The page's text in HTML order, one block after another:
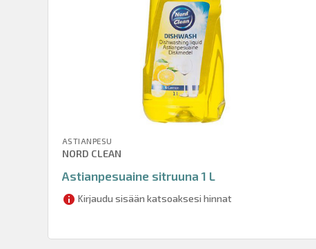
ASTIANPESU
NORD CLEAN
Astianpesuaine sitruuna 1 L
Kirjaudu sisään katsoaksesi hinnat